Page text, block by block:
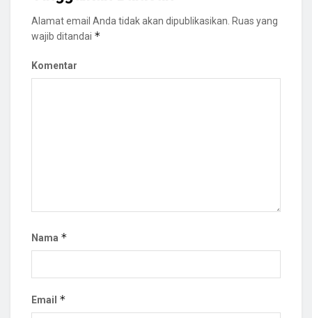
Alamat email Anda tidak akan dipublikasikan. Ruas yang
wajib ditandai *
Komentar
Nama *
Email *